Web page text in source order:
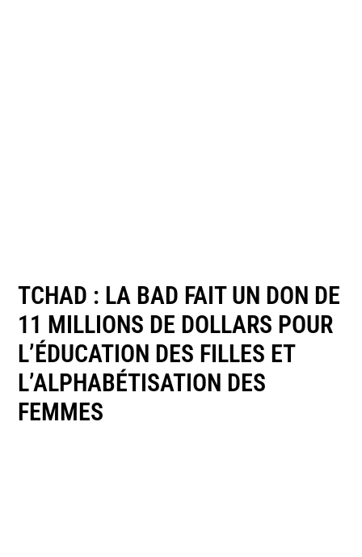
TCHAD : LA BAD FAIT UN DON DE
11 MILLIONS DE DOLLARS POUR
L’ÉDUCATION DES FILLES ET
L’ALPHABÉTISATION DES
FEMMES